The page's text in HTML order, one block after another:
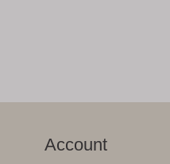
Account